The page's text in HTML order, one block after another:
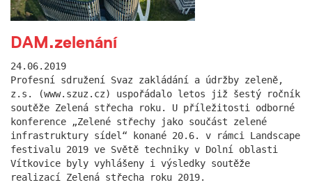
DAM.zelenání
24.06.2019
Profesní sdružení Svaz zakládání a údržby zeleně,
z.s. (www.szuz.cz) uspořádalo letos již šestý ročník
soutěže Zelená střecha roku. U příležitosti odborné
konference „Zelené střechy jako součást zelené
infrastruktury sídel“ konané 20.6. v rámci Landscape
festivalu 2019 ve Světě techniky v Dolní oblasti
Vítkovice byly vyhlášeny i výsledky soutěže
realizací Zelená střecha roku 2019.